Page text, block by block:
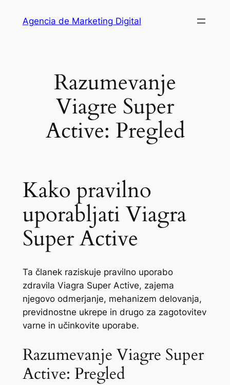
Agencia de Marketing Digital
Razumevanje
Viagre Super
Active: Pregled
Kako pravilno
uporabljati Viagra
Super Active
Ta članek raziskuje pravilno uporabo
zdravila Viagra Super Active, zajema
njegovo odmerjanje, mehanizem delovanja,
previdnostne ukrepe in drugo za zagotovitev
varne in učinkovite uporabe.
Razumevanje Viagre Super
Active: Pregled